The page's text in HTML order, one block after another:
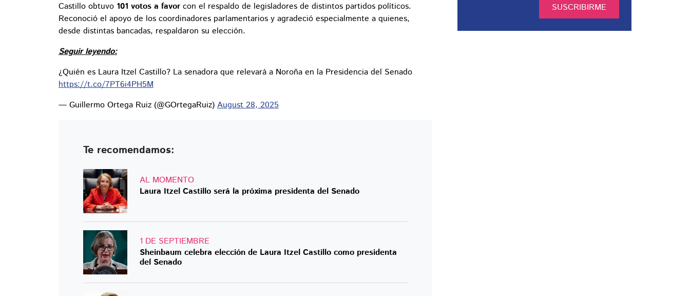
Castillo obtuvo 101 votos a favor con el respaldo de legisladores de distintos partidos políticos.
Reconoció el apoyo de los coordinadores parlamentarios y agradeció especialmente a quienes,
desde distintas bancadas, respaldaron su elección.
Seguir leyendo:
¿Quién es Laura Itzel Castillo? La senadora que relevará a Noroña en la Presidencia del Senado
https://t.co/7PT6i4PH5M
— Guillermo Ortega Ruiz (@GOrtegaRuiz) August 28, 2025
Te recomendamos:
AL MOMENTO
Laura Itzel Castillo será la próxima presidenta del Senado
1 DE SEPTIEMBRE
Sheinbaum celebra elección de Laura Itzel Castillo como presidenta
del Senado
SUSCRIBIRME